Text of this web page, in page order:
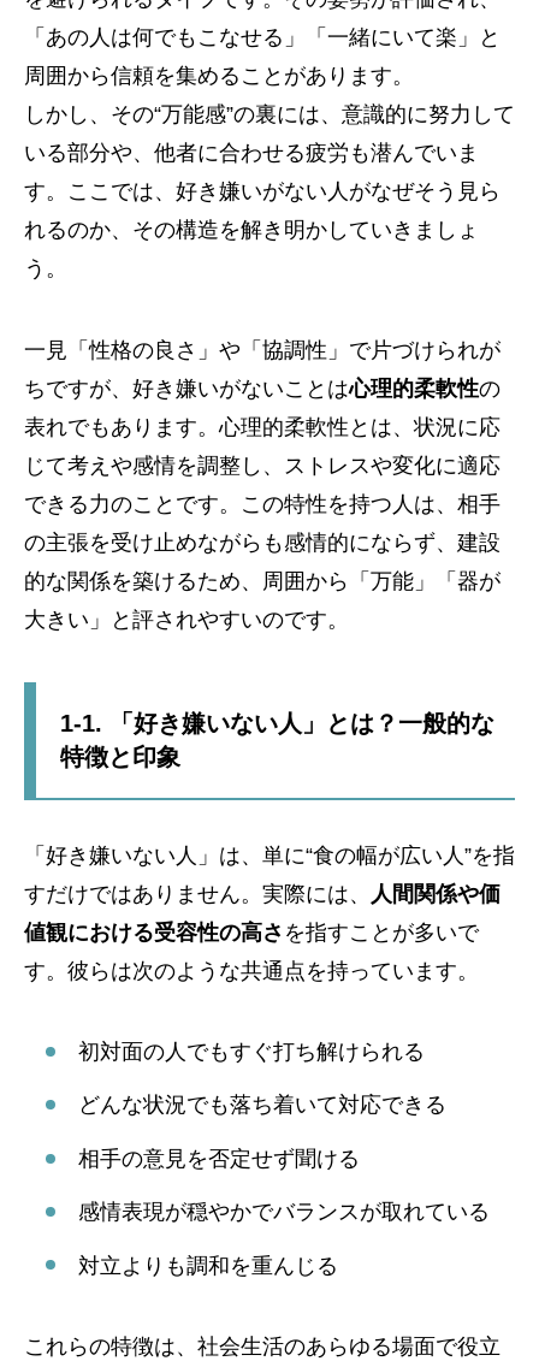
「あの人は何でもこなせる」「一緒にいて楽」と
周囲から信頼を集めることがあります。
しかし、その“万能感”の裏には、意識的に努力して
いる部分や、他者に合わせる疲労も潜んでいま
す。ここでは、好き嫌いがない人がなぜそう見ら
れるのか、その構造を解き明かしていきましょ
う。
一見「性格の良さ」や「協調性」で片づけられが
ちですが、好き嫌いがないことは心理的柔軟性の
表れでもあります。心理的柔軟性とは、状況に応
じて考えや感情を調整し、ストレスや変化に適応
できる力のことです。この特性を持つ人は、相手
の主張を受け止めながらも感情的にならず、建設
的な関係を築けるため、周囲から「万能」「器が
大きい」と評されやすいのです。
1-1. 「好き嫌いない人」とは？一般的な
特徴と印象
「好き嫌いない人」は、単に“食の幅が広い人”を指
すだけではありません。実際には、
人間関係や価
値観における受容性の高さ を指すことが多いで
す。彼らは次のような共通点を持っています。
初対面の人でもすぐ打ち解けられる
どんな状況でも落ち着いて対応できる
相手の意見を否定せず聞ける
感情表現が穏やかでバランスが取れている
対立よりも調和を重んじる
これらの特徴は、社会生活のあらゆる場面で役立